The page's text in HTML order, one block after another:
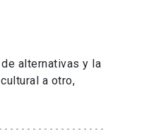
alternativas y la
a otro,